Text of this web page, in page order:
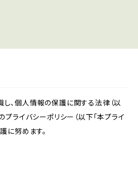
、個人情報の保護に関する法律（以
プライバシーポリシー（以下「本プライ
に努めます。